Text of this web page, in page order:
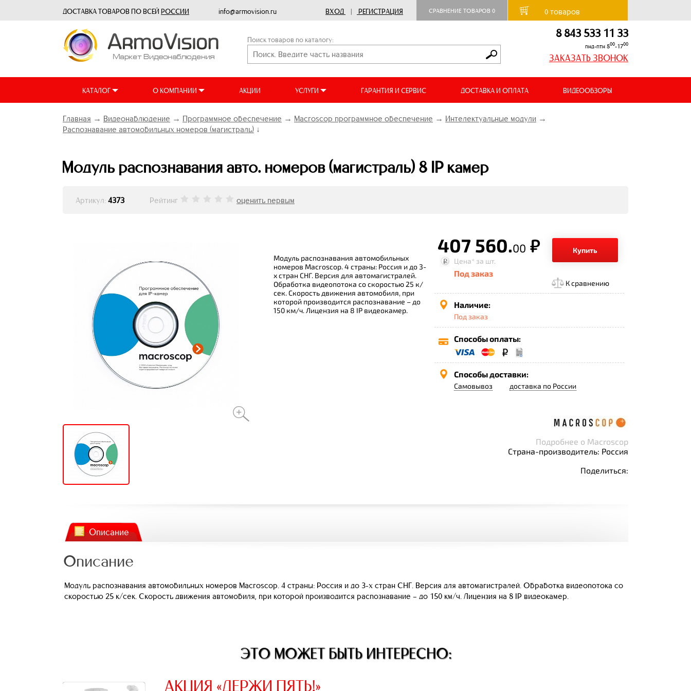
ДОСТАВКА ТОВАРОВ ПО ВСЕЙ РОССИИ info@armovision.ru ВХОД | РЕГИСТРАЦИЯ СРАВНЕНИЕ ТОВАРОВ 0 0товаров
Поиск товаров по каталогу: 8 843 533 11 33
пнд-птн 800-1700
ЗАКАЗАТЬ ЗВОНОК
КАТАЛОГ О КОМПАНИИ АКЦИИ УСЛУГИ ГАРАНТИЯ И СЕРВИС ДОСТАВКА И ОПЛАТА ВИДЕООБЗОРЫ
Главная → Видеонаблюдение → Программное обеспечение → Macroscop программное обеспечение → Интелектуальные модули →
Распознавание автомобильных номеров (магистраль) ↓
Модуль распознавания авто. номеров (магистраль) 8 IP камер
Артикул: 4373 Рейтинг оценить первым
Модуль распознавания автомобильных
номеров Macroscop. 4 страны: Россия и до 3-
х стран СНГ. Версия для автомагистралей.
Обработка видеопотока со скоростью 25 к/
сек. Скорость движения автомобиля, при
которой производится распознавание – до
150 км/ч. Лицензия на 8 IP видеокамер.
407 560.00 р.
Купить
Цена* за шт.
Под заказ
К сравнению
Наличие:
Под заказ
Способы оплаты:
Способы доставки:
Самовывоз доставка по России
Подробнее о Macroscop
Страна-производитель: Россия
Поделиться:
Описание
Описание
Модуль распознавания автомобильных номеров Macroscop. 4 страны: Россия и до 3-х стран СНГ. Версия для автомагистралей. Обработка видеопотока со
скоростью 25 к/сек. Скорость движения автомобиля, при которой производится распознавание – до 150 км/ч. Лицензия на 8 IP видеокамер.
ЭТО МОЖЕТ БЫТЬ ИНТЕРЕСНО:
АКЦИЯ «ДЕРЖИ ПЯТЬ!»